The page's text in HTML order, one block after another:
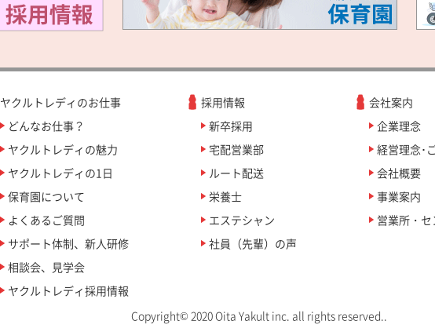
ヤクルトレディのお仕事
どんなお仕事？
ヤクルトレディの魅力
ヤクルトレディの1日
保育園について
よくあるご質問
サポート体制、新人研修
相談会、見学会
ヤクルトレディ採用情報
採用情報
新卒採用
宅配営業部
ルート配送
栄養士
エステシャン
社員（先輩）の声
会社案内
企業理念
経営理念･
会社概要
事業案内
営業所・
Copyright© 2020 Oita Yakult inc. all rights reserved..